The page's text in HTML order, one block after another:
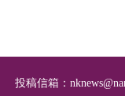
投稿信箱：